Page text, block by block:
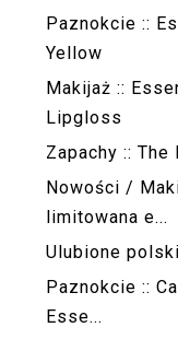
Paznokcie ::
Yellow
Makijaż ::
Lipgloss
Zapachy :: The
Nowości /
limitowana e...
Ulubione
Paznokcie ::
Esse...